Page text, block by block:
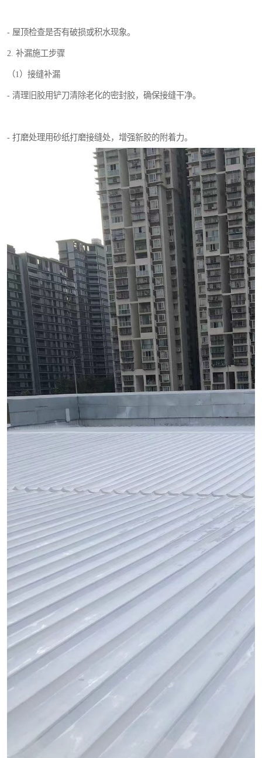
- 屋顶检查是否有破损或积水现象。
2. 补漏施工步骤
（1）接缝补漏
- 清理旧胶用铲刀清除老化的密封胶，确保接缝干净。
- 打磨处理用砂纸打磨接缝处，增强新胶的附着力。